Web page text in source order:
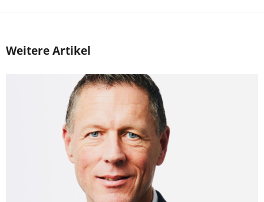
Weitere Artikel